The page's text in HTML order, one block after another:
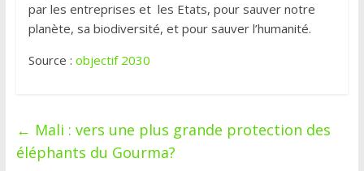
par les entreprises et les Etats, pour sauver notre
planète, sa biodiversité, et pour sauver l’humanité.
Source : objectif 2030
← Mali : vers une plus grande protection des
éléphants du Gourma?